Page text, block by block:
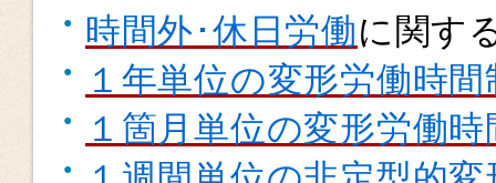
時間外･休日労働に関す
１年単位の変形労働時間
１箇月単位の変形労働時